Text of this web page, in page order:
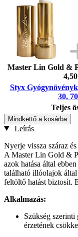
Master Lin Gold &
Styx
30,
Teljes
Mindkettő a kosárba
Leírás
Nyerje vissza száraz
A Master Lin Gold &
azok hatása által
található illóolajok
feltöltő hatást biztosít.
Alkalmazás:
Szükség
érzetének